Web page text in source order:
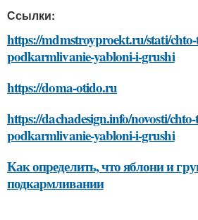
Ссылки:
https://mdmstroyproekt.ru/stati/
podkarmlivanie-yabloni-i-grushi
https://doma-otido.ru
https://dachadesign.info/novosti/
podkarmlivanie-yabloni-i-grushi
Как определить, что яблони и
подкармливании